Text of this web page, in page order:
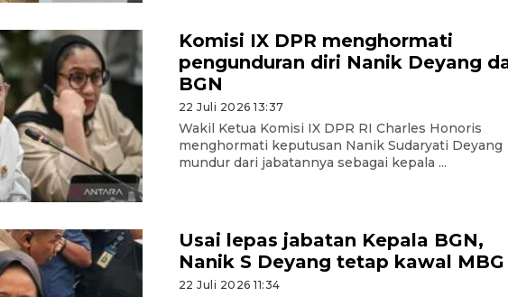
Komisi IX DPR menghormati
pengunduran diri Nanik Deyang
BGN
22 Juli 2026 13:37
Wakil Ketua Komisi IX DPR RI Charles Honoris
menghormati keputusan Nanik Sudaryati Deyang
mundur dari jabatannya sebagai kepala ...
Usai lepas jabatan Kepala BGN,
Nanik S Deyang tetap kawal MBG
22 Juli 2026 11:34